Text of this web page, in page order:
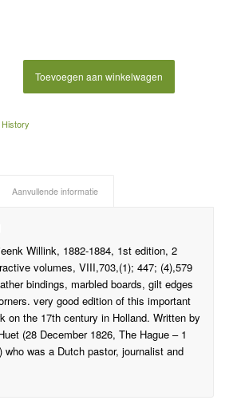
Toevoegen aan winkelwagen
History
Aanvullende informatie
Willink, 1882-1884, 1st edition, 2
volumes, VIII,703,(1); 447; (4),579
bindings, marbled boards, gilt edges
very good edition of this important
on the 17th century in Holland. Written by
(28 December 1826, The Hague – 1
who was a Dutch pastor, journalist and